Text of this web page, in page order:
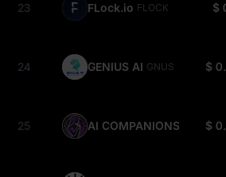
23 FLock.io FLOCK $
24 GENIUS AI GNUS $
25 AI COMPANIONS $